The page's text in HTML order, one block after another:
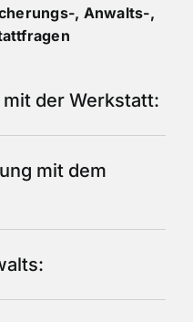
, Anwalts-,
der Werkstatt:
mit dem